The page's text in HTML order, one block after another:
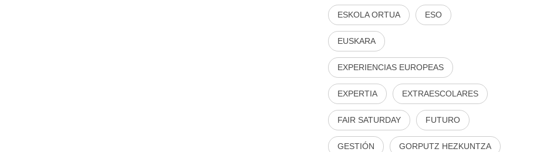
ESKOLA ORTUA ESO
EUSKARA
EXPERIENCIAS EUROPEAS
EXPERTIA EXTRAESCOLARES
FAIR SATURDAY FUTURO
GESTIÓN GORPUTZ HEZKUNTZA